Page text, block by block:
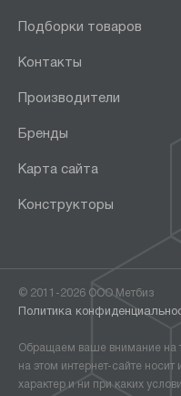
Подборки товаров
Контакты
Производители
Бренды
Карта сайта
Конструкторы
© 2011-2026 ООО Метбиз
Политика
Обращаем ваше внимание на
на этом интернет-сайте
характер и ни при каких